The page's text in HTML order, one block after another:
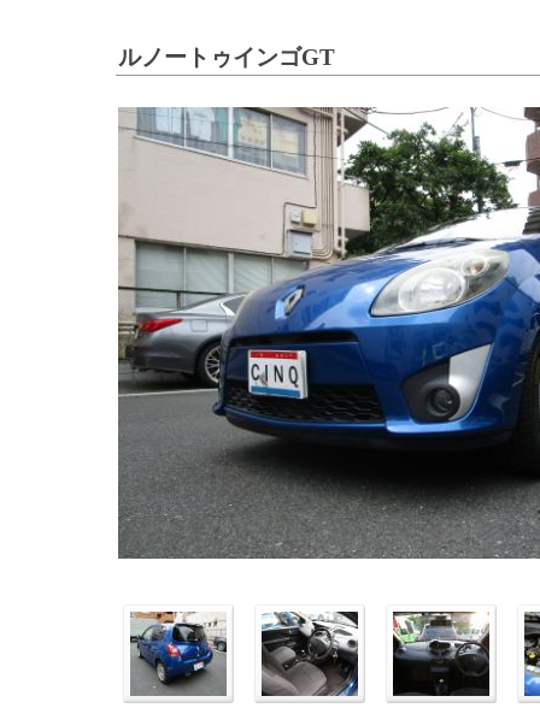
ルノートゥインゴGT